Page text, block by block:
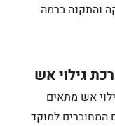
והתקנה ברמה
גילוי אש
אש מתאים
המחוברים למוקד